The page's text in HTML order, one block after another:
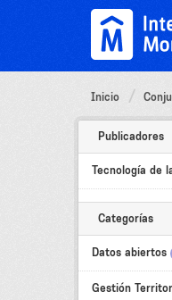
Inicio
Publicadores
Tecnología de
Categorías
Datos abiertos
Gestión